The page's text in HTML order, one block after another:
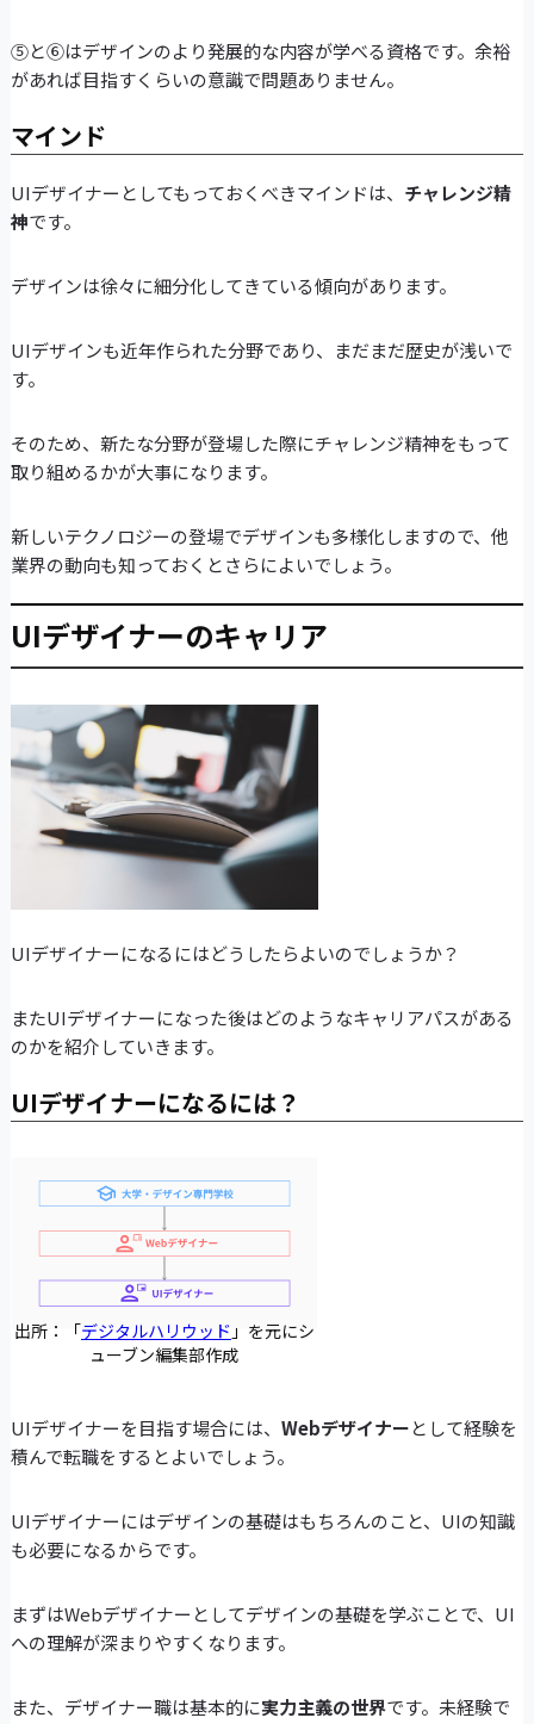
⑤と⑥はデザインのより発展的な内容が学べる資格です。余裕
があれば目指すくらいの意識で問題ありません。
マインド
UIデザイナーとしてもっておくべきマインドは、 チャレンジ精
神です。
デザインは徐々に細分化してきている傾向があります。
UIデザインも近年作られた分野であり、まだまだ歴史が浅いで
す。
そのため、新たな分野が登場した際にチャレンジ精神をもって
取り組めるかが大事になります。
新しいテクノロジーの登場でデザインも多様化しますので、他
業界の動向も知っておくとさらによいでしょう。
UIデザイナーのキャリア
UIデザイナーになるにはどうしたらよいのでしょうか？
またUIデザイナーになった後はどのようなキャリアパスがある
のかを紹介していきます。
UIデザイナーになるには？
出所：「デジタルハリウッド 」を元にシ
ューブン編集部作成
UIデザイナーを目指す場合には、 Webデザイナーとして経験を
積んで転職をするとよいでしょう。
UIデザイナーにはデザインの基礎はもちろんのこと、UIの知識
も必要になるからです。
まずはWebデザイナーとしてデザインの基礎を学ぶことで、UI
への理解が深まりやすくなります。
また、デザイナー職は基本的に実力主義の世界です。未経験で